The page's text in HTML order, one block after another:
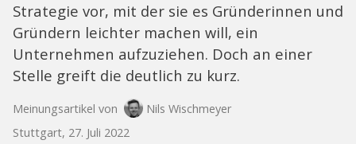
Strategie vor, mit der sie es Gründerinnen und
Gründern leichter machen will, ein
Unternehmen aufzuziehen. Doch an einer
Stelle greift die deutlich zu kurz.
Meinungsartikel von
Nils Wischmeyer
Stuttgart, 27. Juli 2022